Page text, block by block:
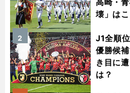
高崎・
壊」は
J1全順
優勝候
き目に
は？
2